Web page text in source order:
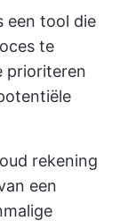
een tool die
te
prioriteren
rekening
een